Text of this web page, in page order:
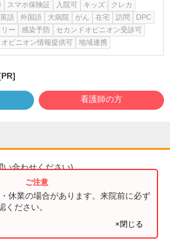
スマホ保険証 入院可 キッズ
クレカ
英語 外国語 大病院 がん 在宅 訪問
DPC
ー
感染予防
セカンドオピニオン受診可
ピニオン情報提供可
地域連携
看護師の方
い合わせください)
休業の場合があります。来院前に必ず
ください。
×閉じる